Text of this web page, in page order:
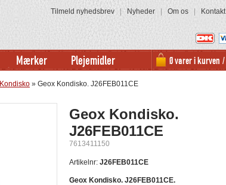
Tilmeld nyhedsbrev| Nyheder| Om os| Kontakt
0 varer i kurven /
Mærker Plejemidler
Kondisko » Geox Kondisko. J26FEB011CE
Geox Kondisko.
J26FEB011CE
7613411150
Artikelnr: J26FEB011CE
Geox Kondisko. J26FEB011CE.